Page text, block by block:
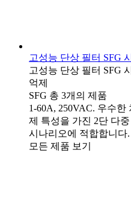
고성능 단상 필터 SFG
고성능 단상 필터 SFG
억제
SFG 총 3개의 제품
1-60A, 250VAC. 우수
제 특성을 가진 2단 다
시나리오에 적합합니다.
모든 제품 보기